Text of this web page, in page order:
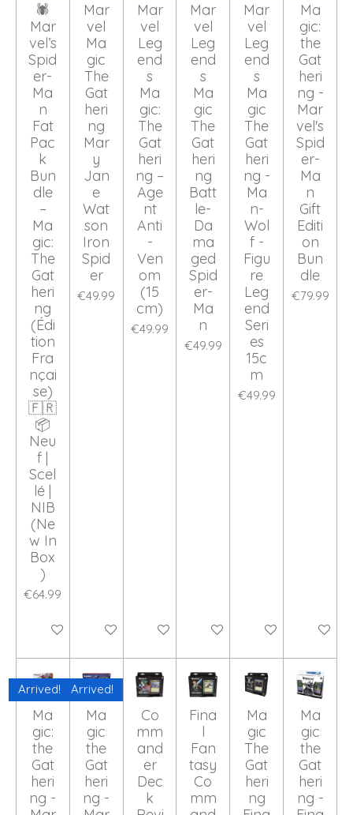
🕷️
Mar
vel’s
Spid
er-
Ma
n
Fat
Pac
k
Bun
dle
–
Ma
gic:
The
Gat
heri
ng
(Édi
tion
Fra
nçai
se)
🇫🇷
📦
Neu
f |
Scel
lé |
NIB
(Ne
w In
Box
)
€64.99
Add to cart
Mar
vel
Ma
gic
The
Gat
heri
ng
Mar
y
Jan
e
Wat
son
Iron
Spid
er
€49.99
Add to cart
Mar
vel
Leg
end
s
Ma
gic:
The
Gat
heri
ng –
Age
nt
Anti
-
Ven
om
(15
cm)
€49.99
Add to cart
Mar
vel
Leg
end
s
Ma
gic
The
Gat
heri
ng
Batt
le-
Da
ma
ged
Spid
er-
Ma
n
€49.99
Add to cart
Mar
vel
Leg
end
s
Ma
gic
The
Gat
heri
ng -
Ma
n-
Wol
f -
Figu
re
Leg
end
Seri
es
15c
m
€49.99
Add to cart
Ma
gic:
the
Gat
heri
ng -
Mar
vel's
Spid
er-
Ma
n
Gift
Editi
on
Bun
dle
€79.99
Add to
Arrived!
Ma
gic:
the
Gat
heri
ng -
Arrived!
Ma
gic
the
Gat
heri
ng -
Co
mm
and
er
Dec
k
Fina
l
Fan
tasy
Co
mm
Ma
gic
The
Gat
heri
ng
Ma
gic
the
Gat
heri
ng -